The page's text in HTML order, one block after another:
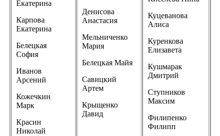
Екатерина
Карпова
Екатерина
Белецкая
София
Иванов
Арсений
Кожечкин
Марк
Красин
Николай
Денисова
Анастасия
Мельниченко
Мария
Белецкая Майя
Савицкий
Артем
Крыщенко
Давид
Куцеванова
Алиса
Куренкова
Елизавета
Кушмарак
Дмитрий
Ступников
Максим
Филипенко
Филипп